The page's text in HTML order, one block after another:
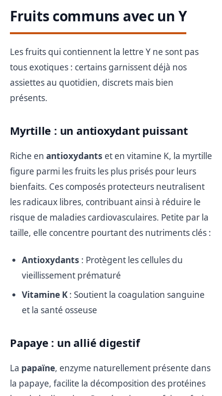
Fruits communs avec un Y
Les fruits qui contiennent la lettre Y ne sont pas
tous exotiques : certains garnissent déjà nos
assiettes au quotidien, discrets mais bien
présents.
Myrtille : un antioxydant puissant
Riche en antioxydants et en vitamine K, la myrtille
figure parmi les fruits les plus prisés pour leurs
bienfaits. Ces composés protecteurs neutralisent
les radicaux libres, contribuant ainsi à réduire le
risque de maladies cardiovasculaires. Petite par la
taille, elle concentre pourtant des nutriments clés :
Antioxydants : Protègent les cellules du
vieillissement prématuré
Vitamine K: Soutient la coagulation sanguine
et la santé osseuse
Papaye : un allié digestif
La papaïne, enzyme naturellement présente dans
la papaye, facilite la décomposition des protéines